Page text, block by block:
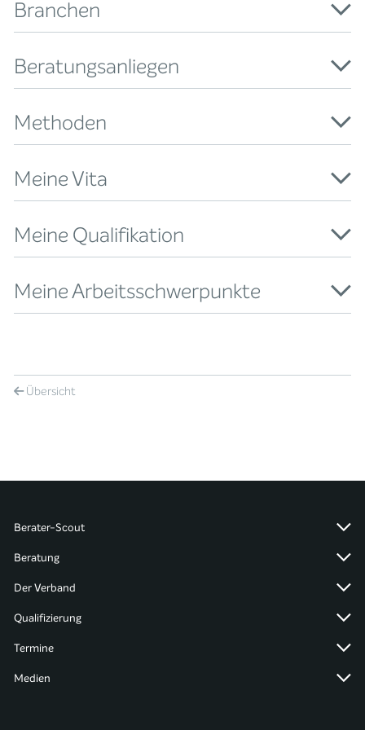
Branchen
Beratungsanliegen
Methoden
Meine Vita
Meine Qualifikation
Meine Arbeitsschwerpunkte
Übersicht
Berater-Scout
Beratung
Der Verband
Qualifizierung
Termine
Medien